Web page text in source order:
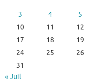
3
4 5
10
11 12
17
18 19
24
25 26
31
« Juil